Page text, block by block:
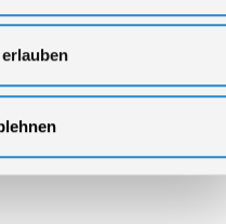
Anwendungen